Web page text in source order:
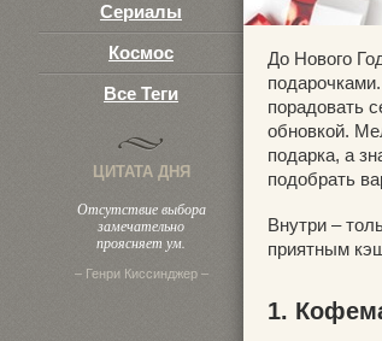
Сериалы
Космос
Все Теги
ЦИТАТА ДНЯ
Отсутствие выбора
замечательно
проясняет ум.
– Генри Киссинджер –
До Нового
порадовать
обновкой.
подарка, а
подобрать
Внутри –
приятным
1.